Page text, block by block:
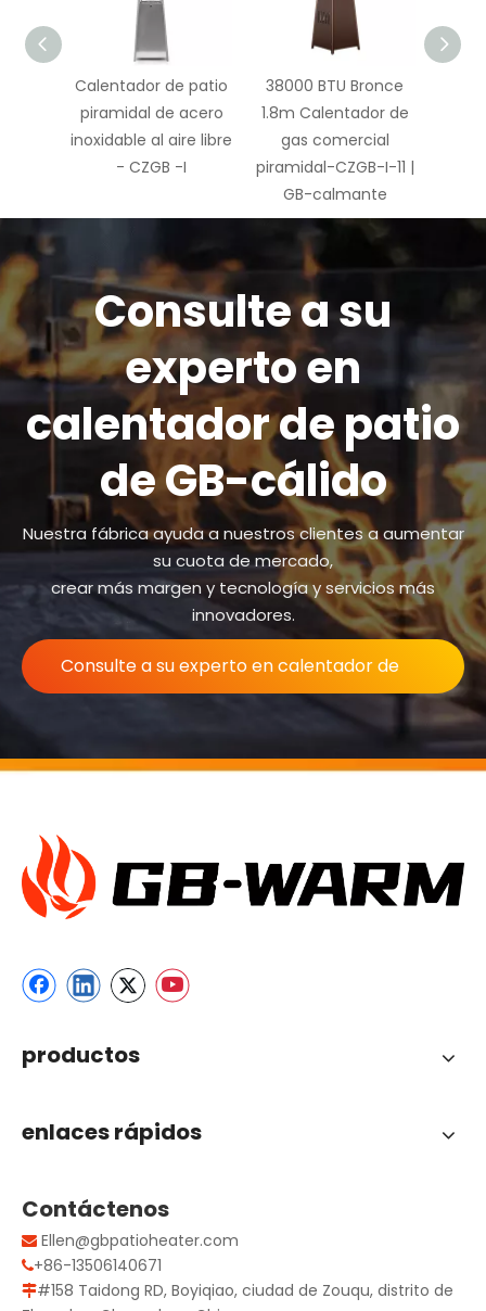
Calentador de patio
piramidal de acero
inoxidable al aire libre
- CZGB -I
38000 BTU Bronce
1.8m Calentador de
gas comercial
piramidal-CZGB-I-11 |
GB-calmante
Consulte a su
experto en
calentador de patio
de GB-cálido
Nuestra fábrica ayuda a nuestros clientes a aumentar
su cuota de mercado,
crear más margen y tecnología y servicios más
innovadores.
Consulte a su experto en calentador de
productos
enlaces rápidos
Contáctenos
 Ellen@gbpatioheater.com
+86-13506140671
#158 Taidong RD, Boyiqiao, ciudad de Zouqu, distrito de